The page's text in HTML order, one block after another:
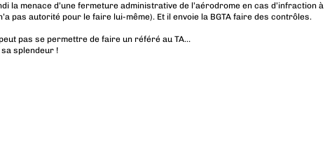
la menace d’une fermeture administrative de l’aérodrome en cas d’infraction à
pas autorité pour le faire lui-même). Et il envoie la BGTA faire des contrôles.
pas se permettre de faire un référé au TA…
splendeur !